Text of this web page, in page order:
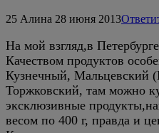
25 Алина 28 июня 2013
На мой взгляд,в
Качеством продуктов
Кузнечный, Мальцевский
Торжковский, там можно
эксклюзивные
весом по 400 г, правда и